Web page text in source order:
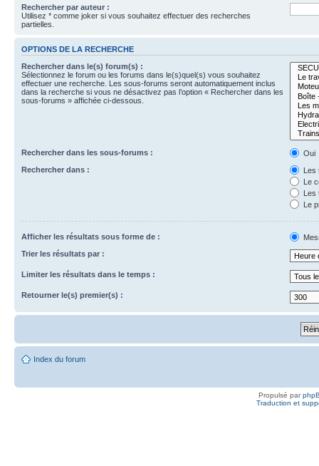
Rechercher par auteur :
Utilisez * comme joker si vous souhaitez effectuer des recherches
partielles.
OPTIONS DE LA RECHERCHE
Rechercher dans le(s) forum(s) :
Sélectionnez le forum ou les forums dans le(s)quel(s) vous souhaitez
effectuer une recherche. Les sous-forums seront automatiquement inclus
dans la recherche si vous ne désactivez pas l’option « Rechercher dans les
sous-forums » affichée ci-dessous.
Rechercher dans les sous-forums :
Oui
Rechercher dans :
Les
Le
Les
Le
Afficher les résultats sous forme de :
Trier les résultats par :
Limiter les résultats dans le temps :
Retourner le(s) premier(s) :
Index du forum
Propulsé par
Traduction et